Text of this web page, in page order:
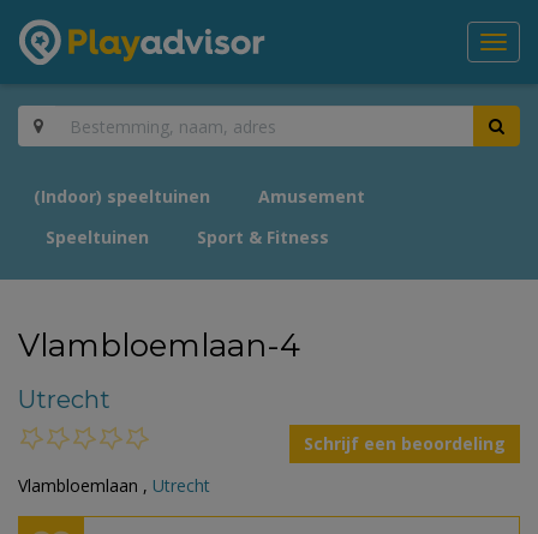
(Indoor) speeltuinen
Amusement
Speeltuinen
Sport & Fitness
Vlambloemlaan-4
Utrecht
Schrijf een beoordeling
Vlambloemlaan , Utrecht